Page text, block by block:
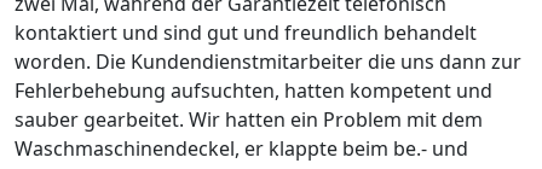
kontaktiert und sind gut und freundlich behandelt
worden. Die Kundendienstmitarbeiter die uns dann zur
Fehlerbehebung aufsuchten, hatten kompetent und
sauber gearbeitet. Wir hatten ein Problem mit dem
Waschmaschinendeckel, er klappte beim be.- und